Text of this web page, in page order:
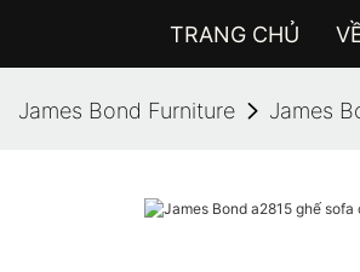
TRANG CHỦ
James Bond Furniture James